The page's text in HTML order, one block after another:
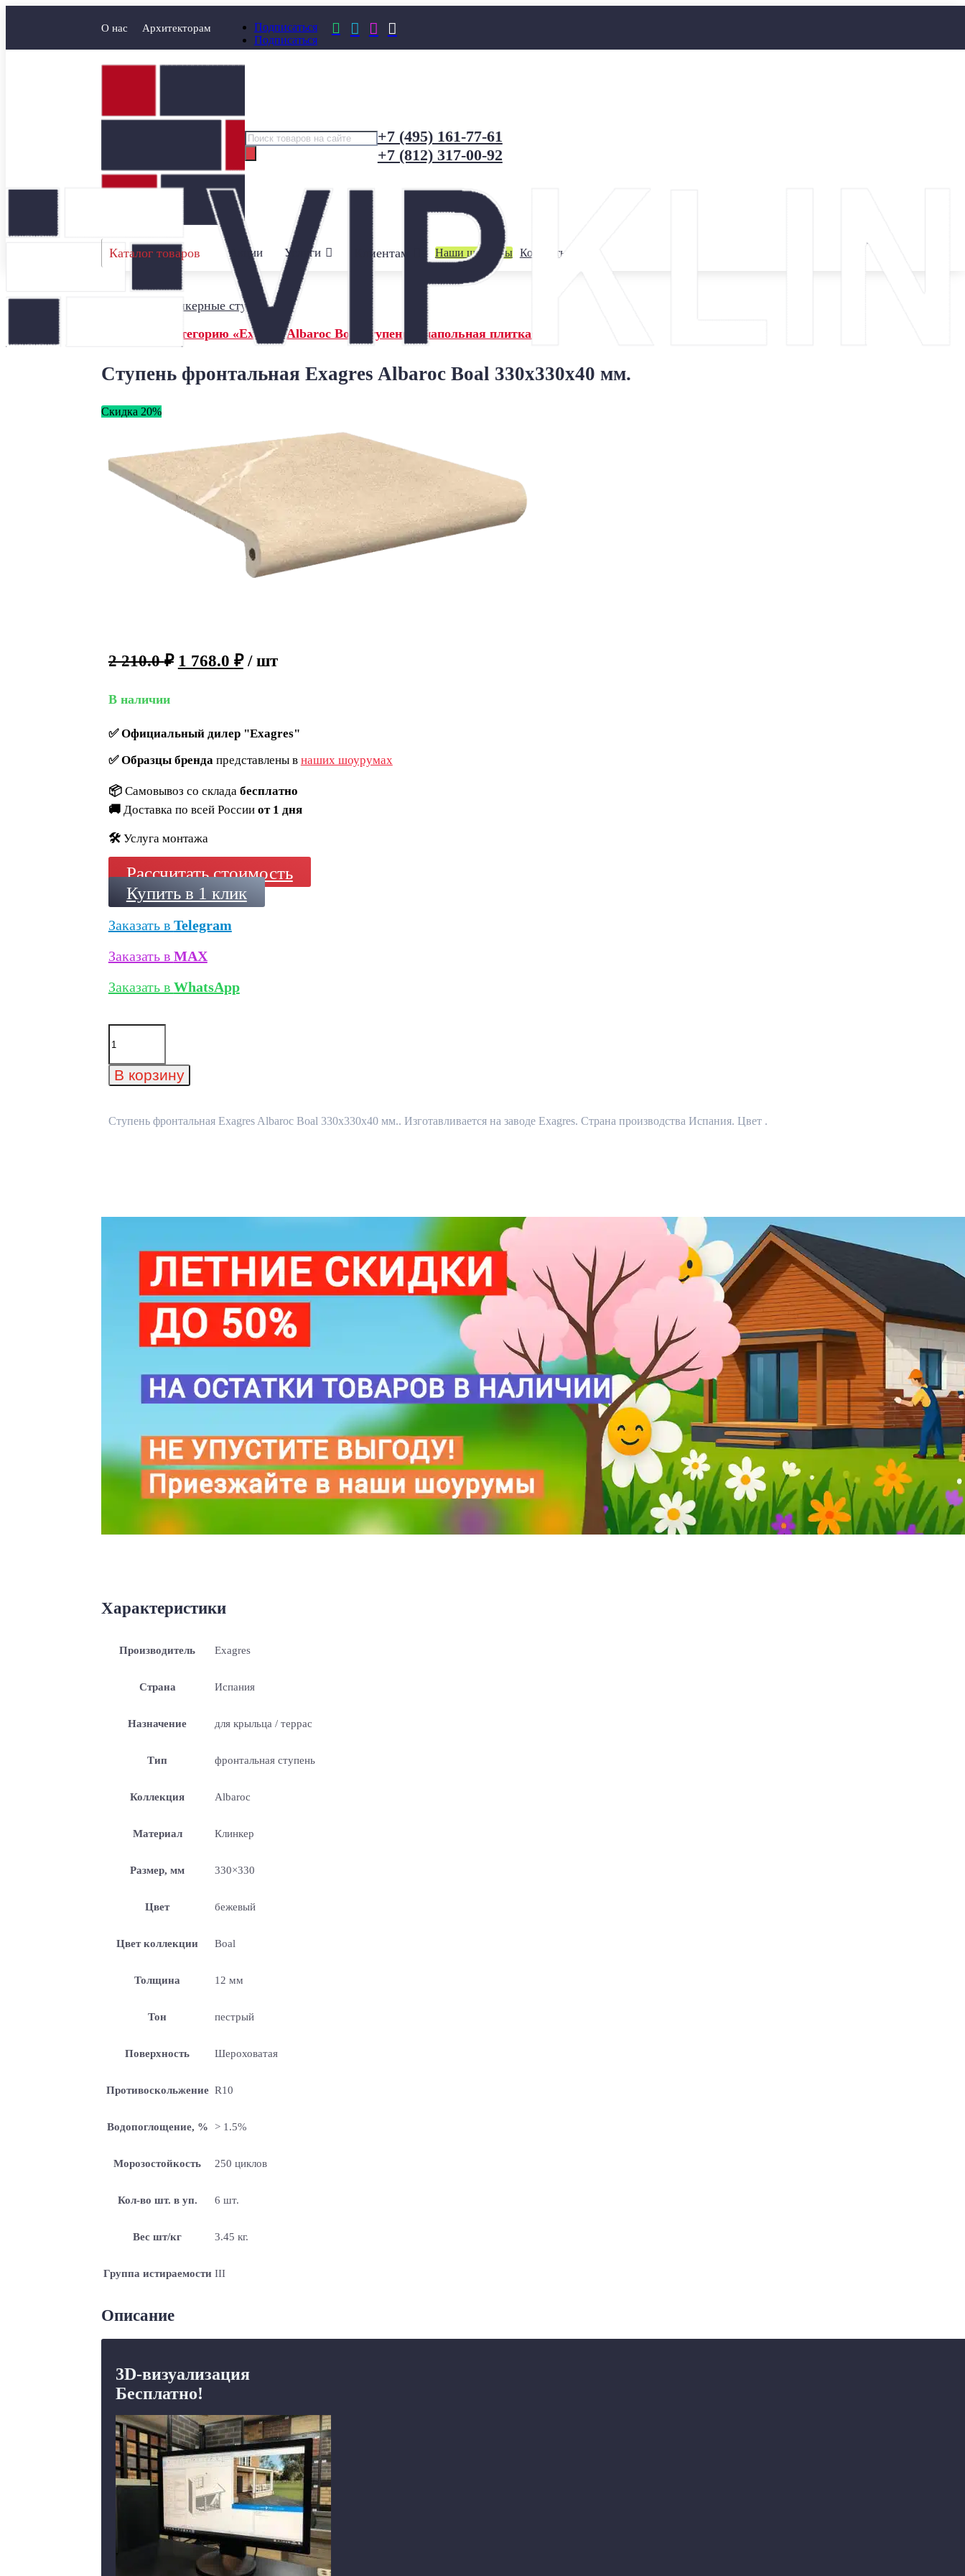
О нас Архитекторам
Подписаться
Подписаться
   
Поиск
товаров
+7 (495) 161-77-61
+7 (812) 317-00-92
Каталог товаров Акции Услуги Клиентам Наши шоурумы Контакты
Клинкерные ступени/
← Назад в категорию «Exagres Albaroc Boal ступени и напольная плитка»
Ступень фронтальная Exagres Albaroc Boal 330x330x40 мм.
Скидка 20%
2 210.0₽ 1 768.0 ₽ / шт
В наличии
✅Официальный дилер "Exagres"
✅Образцы брендапредставлены в наших шоурумах
📦 Самовывоз со склада бесплатно
🚚 Доставка по всей России от 1 дня
🛠️ Услуга монтажа
Рассчитать стоимость
Купить в 1 клик
Заказать в Telegram
Заказать в MAX
Заказать в WhatsApp
Количество
товара
фронтальная
Exagres
330x330x40
В корзину
Ступень фронтальная Exagres Albaroc Boal 330x330x40 мм.. Изготавливается на заводе Exagres. Страна производства Испания. Цвет .
Характеристики
Производитель Exagres
Страна Испания
Назначение для крыльца / террас
Тип фронтальная ступень
Коллекция Albaroc
Материал Клинкер
Размер, мм 330×330
Цвет бежевый
Цвет коллекции Boal
Толщина 12 мм
Тон пестрый
Поверхность Шероховатая
Противоскольжение R10
Водопоглощение, % > 1.5%
Морозостойкость 250 циклов
Кол-во шт. в уп. 6 шт.
Вес шт/кг 3.45 кг.
Группа истираемости III
Описание
3D-визуализация
Бесплатно!